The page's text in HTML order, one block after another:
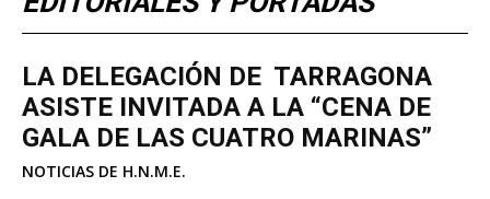
LA DELEGACIÓN DE TARRAGONA
ASISTE INVITADA A LA “CENA DE
GALA DE LAS CUATRO MARINAS”
NOTICIAS DE H.N.M.E.